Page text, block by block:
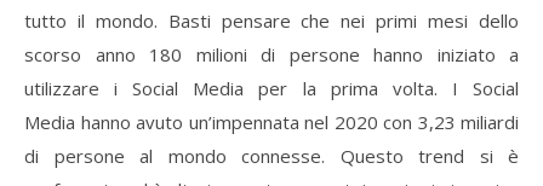
tutto il mondo. Basti pensare che nei primi mesi dello
scorso anno 180 milioni di persone hanno iniziato a
utilizzare i Social Media per la prima volta. I Social
Media hanno avuto un’impennata nel 2020 con 3,23 miliardi
di persone al mondo connesse. Questo trend si è